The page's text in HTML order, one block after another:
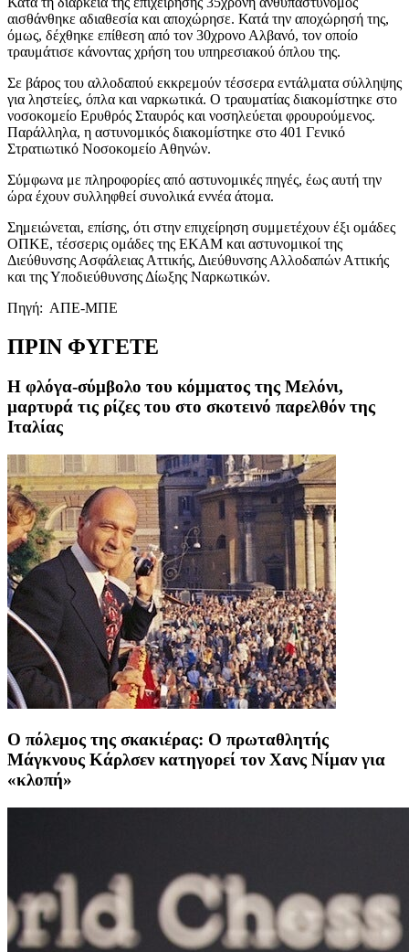
αισθάνθηκε αδιαθεσία και αποχώρησε. Κατά την αποχώρησή της,
όμως, δέχθηκε επίθεση από τον 30χρονο Αλβανό, τον οποίο
τραυμάτισε κάνοντας χρήση του υπηρεσιακού όπλου της.
Σε βάρος του αλλοδαπού εκκρεμούν τέσσερα εντάλματα σύλληψης
για ληστείες, όπλα και ναρκωτικά. Ο τραυματίας διακομίστηκε στο
νοσοκομείο Ερυθρός Σταυρός και νοσηλεύεται φρουρούμενος.
Παράλληλα, η αστυνομικός διακομίστηκε στο 401 Γενικό
Στρατιωτικό Νοσοκομείο Αθηνών.
Σύμφωνα με πληροφορίες από αστυνομικές πηγές, έως αυτή την
ώρα έχουν συλληφθεί συνολικά εννέα άτομα.
Σημειώνεται, επίσης, ότι στην επιχείρηση συμμετέχουν έξι ομάδες
ΟΠΚΕ, τέσσερις ομάδες της ΕΚΑΜ και αστυνομικοί της
Διεύθυνσης Ασφάλειας Αττικής, Διεύθυνσης Αλλοδαπών Αττικής
και της Υποδιεύθυνσης Δίωξης Ναρκωτικών.
Πηγή: ΑΠΕ-ΜΠΕ
ΠΡΙΝ ΦΥΓΕΤΕ
Η φλόγα-σύμβολο του κόμματος της Μελόνι,
μαρτυρά τις ρίζες του στο σκοτεινό παρελθόν της
Ιταλίας
Ο πόλεμος της σκακιέρας: Ο πρωταθλητής
Μάγκνους Κάρλσεν κατηγορεί τον Χανς Νίμαν για
«κλοπή»